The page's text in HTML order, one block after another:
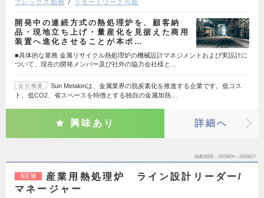
フレックス勤務
リモートワーク可能
開発中の連続方式の熱処理炉を、顧客納
品・現地立ち上げ・量産化を見据えた商用
装置へ進化させることが本ポ…
■具体的な業務 金属リサイクル熱処理炉の機械設計マネジメントおよび実設計に
ついて、現在の開発メンバー及び社外の協力会社様と…
会社概要
Sun Metalonは、金属業界の脱炭素化を推進する企業です。低コス
ト、低CO2、省スペースを特徴とする独自の金属加熱…
興味あり 詳細へ
掲載期間 26/08/04～26/08/17
NEW
産業用熱処理炉 ライン設計リーダー/
マネージャー